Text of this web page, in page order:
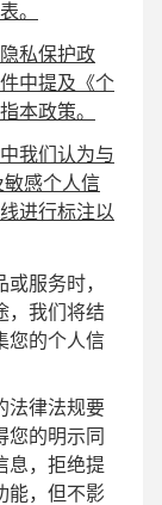
。
私保护政
中提及《个
本政策。
我们认为与
感个人信
进行标注以
服务时，
，我们将结
您的个人信
法律法规要
您的明示同
息，拒绝提
能，但不影